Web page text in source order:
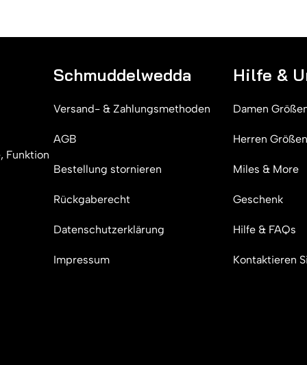
Funktion
Schmuddelwedda
Versand- & Zahlungsmethoden
AGB
Bestellung stornieren
Rückgaberecht
Datenschutzerklärung
Impressum
Hilfe &
Damen
Herren
Miles & More
Geschenk
Hilfe & FAQs
Kontaktieren